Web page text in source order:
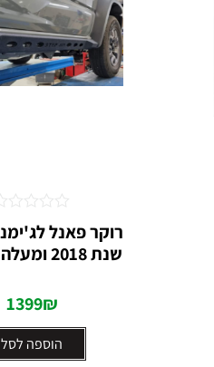
שנת 2018 ומעלה – דגם B
1399₪
הוספה לסל